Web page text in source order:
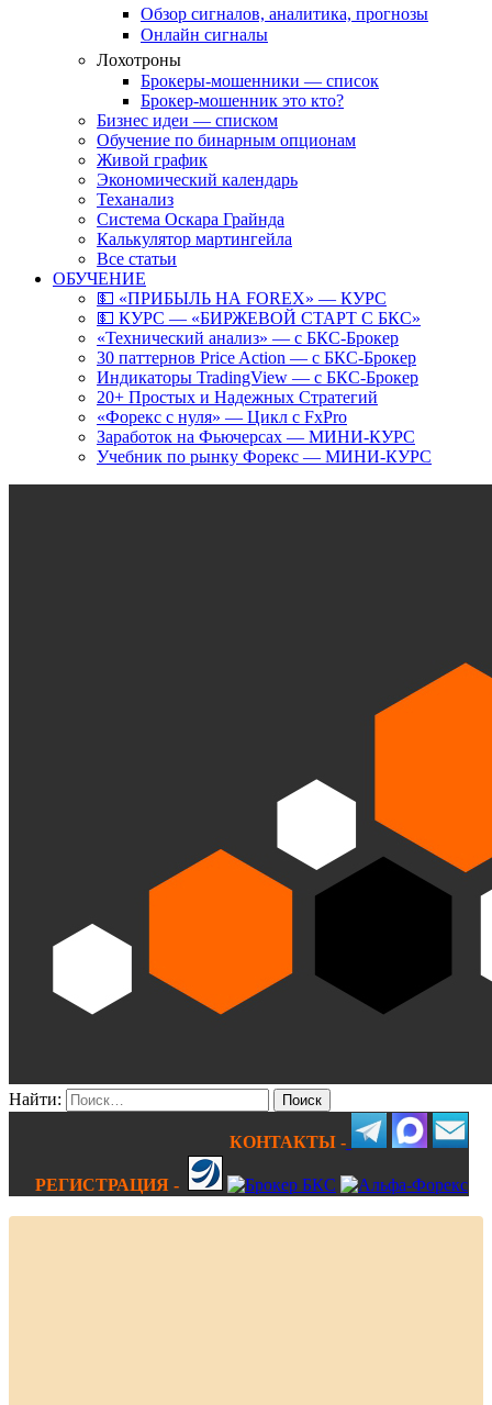
Обзор сигналов, аналитика, прогнозы
Онлайн сигналы
Лохотроны
Брокеры-мошенники — список
Брокер-мошенник это кто?
Бизнес идеи — списком
Обучение по бинарным опционам
Живой график
Экономический календарь
Теханализ
Система Оскара Грайнда
Калькулятор мартингейла
Все статьи
ОБУЧЕНИЕ
💵 «ПРИБЫЛЬ НА FOREX» — КУРС
💵 КУРС — «БИРЖЕВОЙ СТАРТ С БКС»
«Технический анализ» — с БКС-Брокер
30 паттернов Price Action — с БКС-Брокер
Индикаторы TradingView — с БКС-Брокер
20+ Простых и Надежных Стратегий
«Форекс с нуля» — Цикл с FxPro
Заработок на Фьючерсах — МИНИ-КУРС
Учебник по рынку Форекс — МИНИ-КУРС
Найти:
КОНТАКТЫ -
РЕГИСТРАЦИЯ -